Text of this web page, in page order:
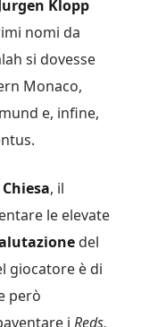
Klopp
nomi da
si dovesse
Monaco,
e, infine,
Chiesa, il
le elevate
del
giocatore è di
però
i Reds,